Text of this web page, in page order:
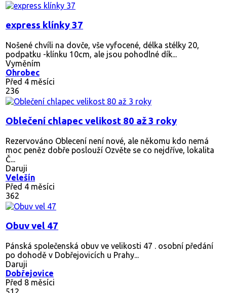
express klínky 37
Nošené chvíli na dovče, vše vyfocené, délka stélky 20,
podpatku -klínku 10cm, ale jsou pohodlné dík...
Vyměním
Ohrobec
Před 4 měsíci
236
Oblečení chlapec velikost 80 až 3 roky
Rezervováno Oblecení není nové, ale někomu kdo nemá
moc peněz dobře poslouží Ozvěte se co nejdříve, lokalita
Č...
Daruji
Velešín
Před 4 měsíci
362
Obuv vel 47
Pánská společenská obuv ve velikosti 47 . osobní předání
po dohodě v Dobřejovicích u Prahy...
Daruji
Dobřejovice
Před 8 měsíci